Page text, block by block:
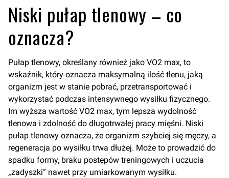
Niski pułap tlenowy – co
oznacza?
Pułap tlenowy, określany również jako VO2 max, to
wskaźnik, który oznacza maksymalną ilość tlenu, jaką
organizm jest w stanie pobrać, przetransportować i
wykorzystać podczas intensywnego wysiłku fizycznego.
Im wyższa wartość VO2 max, tym lepsza wydolność
tlenowa i zdolność do długotrwałej pracy mięśni. Niski
pułap tlenowy oznacza, że organizm szybciej się męczy, a
regeneracja po wysiłku trwa dłużej. Może to prowadzić do
spadku formy, braku postępów treningowych i uczucia
„zadyszki” nawet przy umiarkowanym wysiłku.